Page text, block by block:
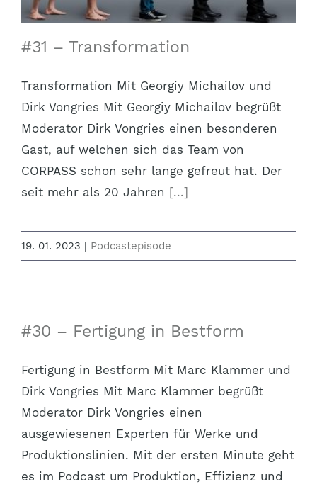
#31 – Transformation
Transformation Mit Georgiy Michailov und
Dirk Vongries Mit Georgiy Michailov begrüßt
Moderator Dirk Vongries einen besonderen
Gast, auf welchen sich das Team von
CORPASS schon sehr lange gefreut hat. Der
seit mehr als 20 Jahren [...]
19. 01. 2023 | Podcastepisode
#30 – Fertigung in Bestform
Fertigung in Bestform Mit Marc Klammer und
Dirk Vongries Mit Marc Klammer begrüßt
Moderator Dirk Vongries einen
ausgewiesenen Experten für Werke und
Produktionslinien. Mit der ersten Minute geht
es im Podcast um Produktion, Effizienz und